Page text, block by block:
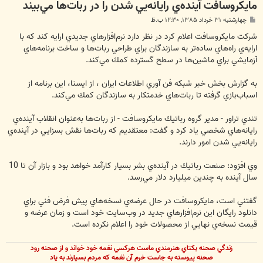
مايكروسافت آينده‌ي رايانه‌يي شدن را در ربات‌ها مي‌بيند
س
ت
چهارشنبه ۳۱ خرداد ۱۳۸۵, ۱۲:۳۰ ب.ظ
شركت مايكروسافت اعلام كرد در نظر دارد نرم‌افزارهاي جديدي ارايه كند كه با
ارايه‌ي راه‌هاي ساده‌تر به سازندگان براي طراحي ربات‌ها و ساخت برنامه‌هاي
آزمايشي براي ماشين‌ها در سطح گسترده كمك مي‌كند.
به گزارش بخش خبر شبكه فن آوري اطلاعات ايران ، از ايسنا، اين برنامه از
اسباب‌بازي گرفته تا ربات‌هاي خدمتكار به سازندگان كمك مي‌كند.
تندي تراور - مدير گروه رباتيك مايكروسافت - از ربات‌ها به‌عنوان انقلاب آينده‌ي
رايانه‌هاي شخصي ياد كرد و گفت: معتقديم كه ربات‌ها نقش بسزايي در آينده‌ي
رايانه‌يي شدن امور دارند.
وي افزود: صنعت رباتيك در آينده‌ي بشر بسيار كارآمد خواهد بود و بازار آن تا 10
سال آينده به چندين ميليارد دلار مي‌رسد.
گفتني است، مايكروسافت در حال عرضه‌ي نسخه‌هاي پيش فرض فني براي
دانلود رايگان اين نرم‌افزارهاي جديد در وب‌سايت خود است و زمان عرضه و
قيمت نسخه‌ي نهايي از محصولات خود را اعلام نكرده است.
زندگي صحنه يکتاي هنرمندي ماست هرکسي نغمه خود خواند و از صحنه رود
صحنه پيوسته به جاست خرم آن نغمه که مردم بسپارند به ياد